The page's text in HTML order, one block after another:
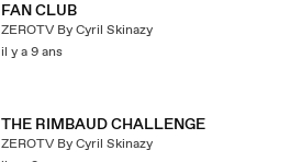
FAN CLUB
ZEROTV By Cyril Skinazy
il y a 9 ans
THE RIMBAUD CHALLENGE
ZEROTV By Cyril Skinazy